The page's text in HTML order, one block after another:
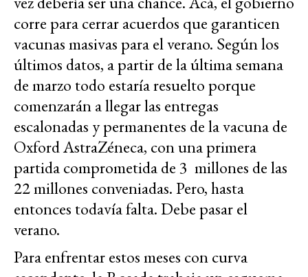
corre para cerrar acuerdos que garanticen
vacunas masivas para el verano. Según los
últimos datos, a partir de la última semana
de marzo todo estaría resuelto porque
comenzarán a llegar las entregas
escalonadas y permanentes de la vacuna de
Oxford AstraZéneca, con una primera
partida comprometida de 3 millones de las
22 millones conveniadas. Pero, hasta
entonces todavía falta. Debe pasar el
verano.
Para enfrentar estos meses con curva